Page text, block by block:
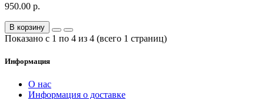
950.00 р.
В корзину
Показано с 1 по 4 из 4 (всего 1 страниц)
Информация
О нас
Информация о доставке